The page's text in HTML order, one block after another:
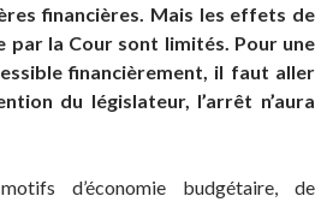
financières. Mais les effets de
par la Cour sont limités. Pour une
financièrement, il faut aller
du législateur, l’arrêt n’aura
d’économie budgétaire, de